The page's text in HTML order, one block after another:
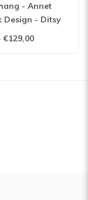
- Annet
Design - Ditsy
-
€129,00